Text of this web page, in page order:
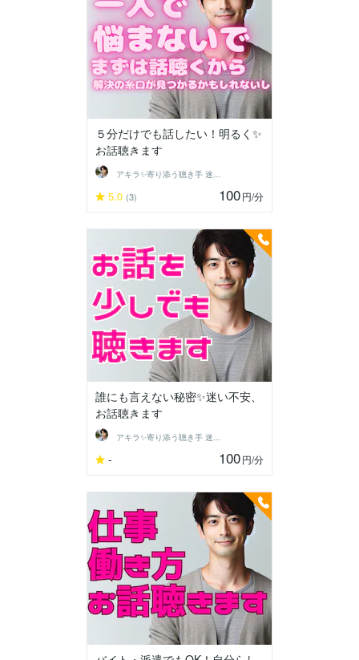
５分だけでも話したい！明るく✨
お話聴きます
アキラ✨寄り添う聴き手 迷い不安の相談室
5.0 (3) 100円/分
誰にも言えない秘密✨迷い不安、
お話聴きます
アキラ✨寄り添う聴き手 迷い不安の相談室
- 100円/分